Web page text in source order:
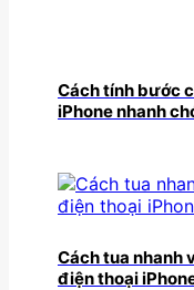
Cách tính bước
iPhone nhanh
Cách tua nhanh
điện thoại